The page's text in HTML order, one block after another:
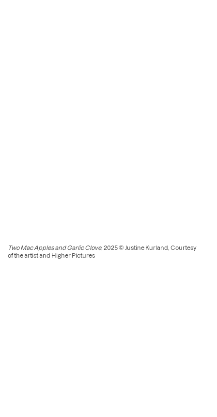
Two Mac Apples and Garlic Clove, 2025 © Justine Kurland, Courtesy
of the artist and Higher Pictures